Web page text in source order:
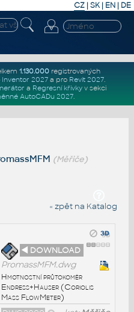
CZ | SK| EN | DE
1.130.000registrovaných
Inventor 2027a pro Revit 2027.
a Regresní křivkyv sekci
AutoCADu 2027.
(Měřiče)
« zpět na Katalog
◄ DOWNLOAD
PromassMFM.dwg
Hmotnostní průtokoměr
Endress+Hauser (Coriolis
Mass FlowMeter)